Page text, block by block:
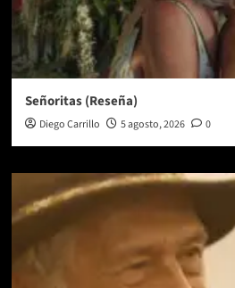
Señoritas (Reseña)
Diego Carrillo 5 agosto, 2026 0